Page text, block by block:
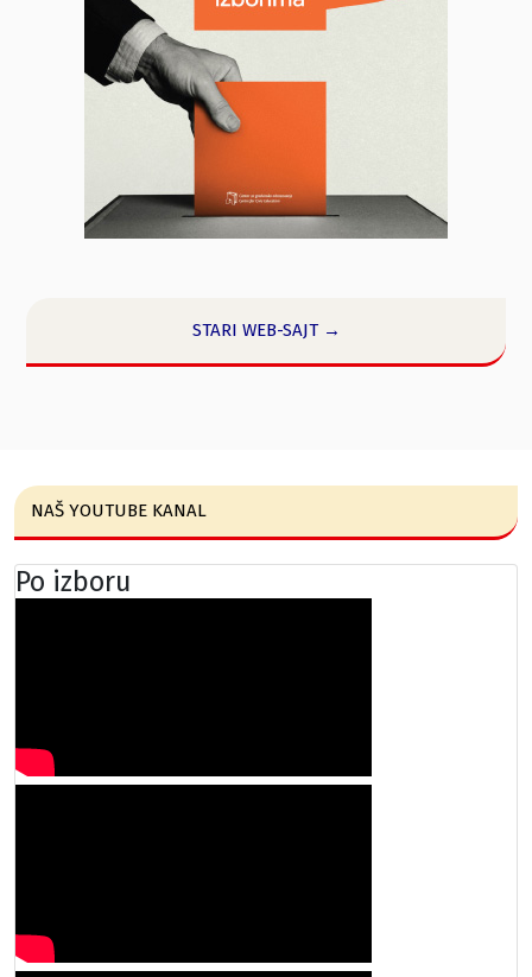
STARI WEB-SAJT →
NAŠ YOUTUBE KANAL
Po izboru